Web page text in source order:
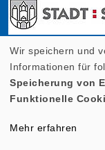
Wir speichern und
Informationen für
Speicherung von
Funktionelle
Mehr erfahren